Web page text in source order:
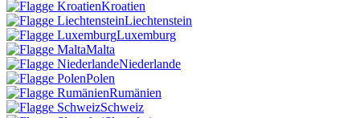
Kroatien
Liechtenstein
Luxemburg
Malta
Niederlande
Polen
Rumänien
Schweiz